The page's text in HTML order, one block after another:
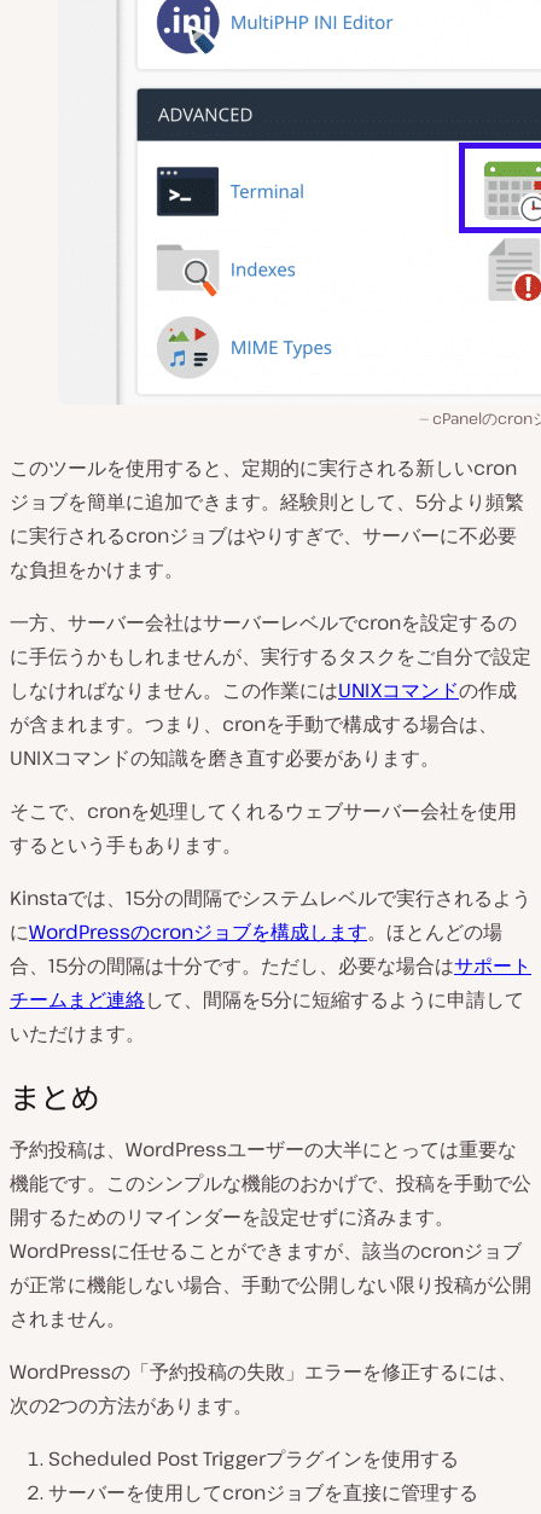
cPanelのcron
このツールを使用すると、定期的に実行される新しいcron
ジョブを簡単に追加できます。経験則として、5分より頻繁
に実行されるcronジョブはやりすぎで、サーバーに不必要
な負担をかけます。
一方、サーバー会社はサーバーレベルでcronを設定するの
に手伝うかもしれませんが、実行するタスクをご自分で設定
しなければなりません。この作業にはUNIXコマンドの作成
が含まれます。つまり、cronを手動で構成する場合は、
UNIXコマンドの知識を磨き直す必要があります。
そこで、cronを処理してくれるウェブサーバー会社を使用
するという手もあります。
Kinstaでは、15分の間隔でシステムレベルで実行されるよう
にWordPressのcronジョブを構成します。ほとんどの場
合、15分の間隔は十分です。ただし、必要な場合はサポート
チームまど連絡して、間隔を5分に短縮するように申請して
いただけます。
まとめ
予約投稿は、WordPressユーザーの大半にとっては重要な
機能です。このシンプルな機能のおかげで、投稿を手動で公
開するためのリマインダーを設定せずに済みます。
WordPressに任せることができますが、該当のcronジョブ
が正常に機能しない場合、手動で公開しない限り投稿が公開
されません。
WordPressの「予約投稿の失敗」エラーを修正するには、
次の2つの方法があります。
Scheduled Post Triggerプラグインを使用する
サーバーを使用してcronジョブを直接に管理する